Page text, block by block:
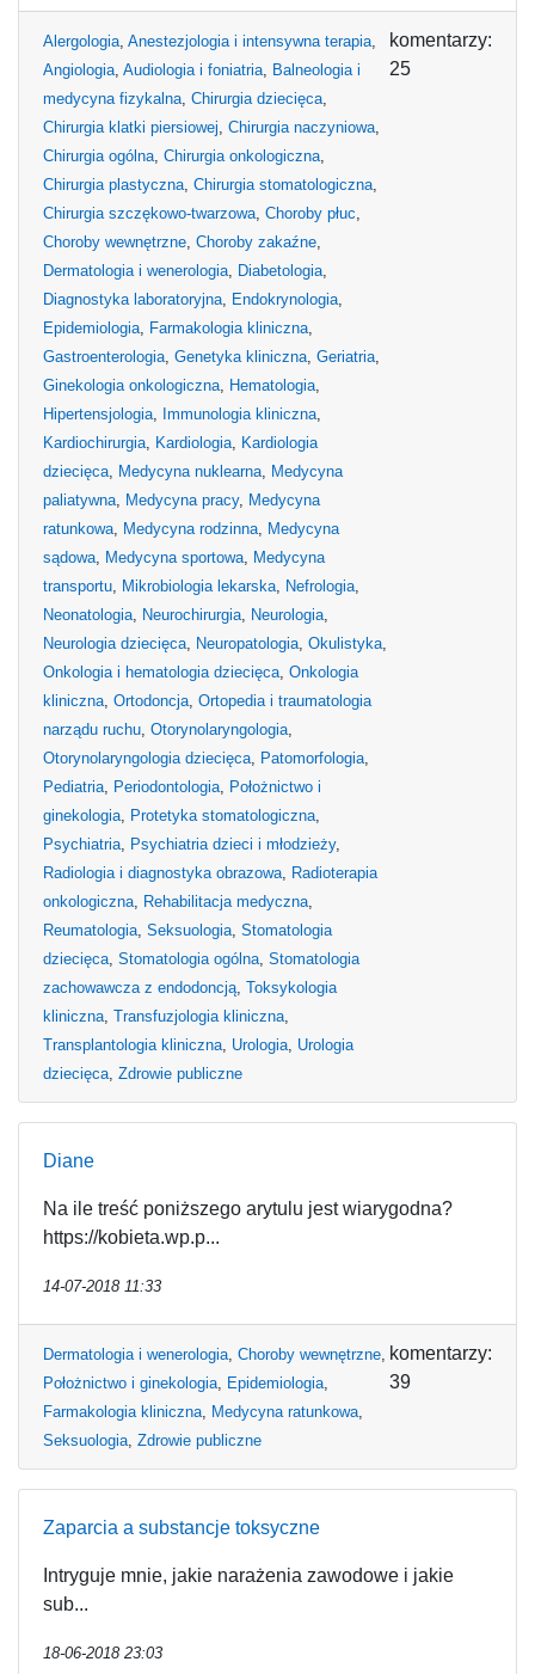
Alergologia, Anestezjologia i intensywna terapia,
Angiologia, Audiologia i foniatria, Balneologia i
medycyna fizykalna, Chirurgia dziecięca,
Chirurgia klatki piersiowej, Chirurgia naczyniowa,
Chirurgia ogólna, Chirurgia onkologiczna,
Chirurgia plastyczna, Chirurgia stomatologiczna,
Chirurgia szczękowo-twarzowa, Choroby płuc,
Choroby wewnętrzne, Choroby zakaźne,
Dermatologia i wenerologia, Diabetologia,
Diagnostyka laboratoryjna, Endokrynologia,
Epidemiologia, Farmakologia kliniczna,
Gastroenterologia, Genetyka kliniczna, Geriatria,
Ginekologia onkologiczna, Hematologia,
Hipertensjologia, Immunologia kliniczna,
Kardiochirurgia, Kardiologia, Kardiologia
dziecięca, Medycyna nuklearna, Medycyna
paliatywna, Medycyna pracy, Medycyna
ratunkowa, Medycyna rodzinna, Medycyna
sądowa, Medycyna sportowa, Medycyna
transportu, Mikrobiologia lekarska, Nefrologia,
Neonatologia, Neurochirurgia, Neurologia,
Neurologia dziecięca, Neuropatologia, Okulistyka,
Onkologia i hematologia dziecięca, Onkologia
kliniczna, Ortodoncja, Ortopedia i traumatologia
narządu ruchu, Otorynolaryngologia,
Otorynolaryngologia dziecięca, Patomorfologia,
Pediatria, Periodontologia, Położnictwo i
ginekologia, Protetyka stomatologiczna,
Psychiatria, Psychiatria dzieci i młodzieży,
Radiologia i diagnostyka obrazowa, Radioterapia
onkologiczna, Rehabilitacja medyczna,
Reumatologia, Seksuologia, Stomatologia
dziecięca, Stomatologia ogólna, Stomatologia
zachowawcza z endodoncją, Toksykologia
kliniczna, Transfuzjologia kliniczna,
Transplantologia kliniczna, Urologia, Urologia
dziecięca, Zdrowie publiczne
komentarzy:
25
Diane
Na ile treść poniższego arytulu jest wiarygodna?
https://kobieta.wp.p...
14-07-2018 11:33
Dermatologia i wenerologia, Choroby wewnętrzne,
Położnictwo i ginekologia, Epidemiologia,
Farmakologia kliniczna, Medycyna ratunkowa,
Seksuologia, Zdrowie publiczne
komentarzy:
39
Zaparcia a substancje toksyczne
Intryguje mnie, jakie narażenia zawodowe i jakie
sub...
18-06-2018 23:03